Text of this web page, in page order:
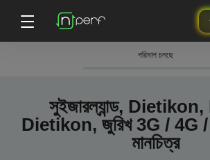
পরিমাপ চলছে
সুইজারল্যান্ড,
Dietikon, জুরিখ 3G / 4G /
মানচিত্র